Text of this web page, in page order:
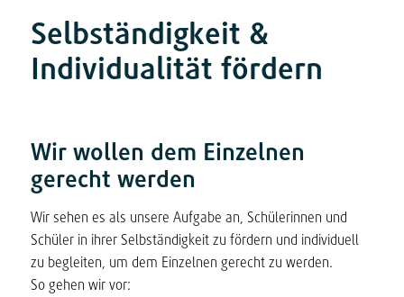
Selbständigkeit &
Individualität fördern
Wir wollen dem Einzelnen
gerecht werden
Wir sehen es als unsere Aufgabe an, Schülerinnen und
Schüler in ihrer Selbständigkeit zu fördern und individuell
zu begleiten, um dem Einzelnen gerecht zu werden.
So gehen wir vor: